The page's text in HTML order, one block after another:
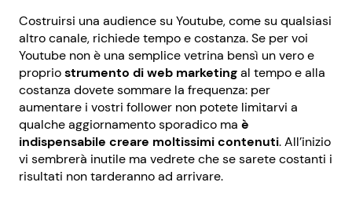
Costruirsi una audience su Youtube, come su qualsiasi
altro canale, richiede tempo e costanza. Se per voi
Youtube non è una semplice vetrina bensì un vero e
propriostrumento di web marketingal tempo e alla
costanza dovete sommare la frequenza: per
aumentare i vostri follower non potete limitarvi a
qualche aggiornamento sporadico ma è
indispensabile creare moltissimi contenuti. All’inizio
vi sembrerà inutile ma vedrete che se sarete costanti i
risultati non tarderanno ad arrivare.